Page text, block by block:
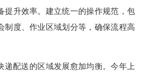
提升效率。建立统一的操作规范，包
制度、作业区域划分等，确保流程高
递配送的区域发展愈加均衡。今年上